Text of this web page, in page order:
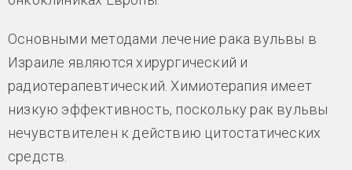
Основными методами лечение рака вульвы в
Израиле являются хирургический и
радиотерапевтический. Химиотерапия имеет
низкую эффективность, поскольку рак вульвы
нечувствителен к действию цитостатических
средств.